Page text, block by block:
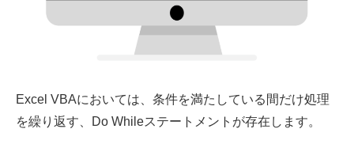
Excel VBAにおいては、条件を満たしている間だけ処理
を繰り返す、Do Whileステートメントが存在します。